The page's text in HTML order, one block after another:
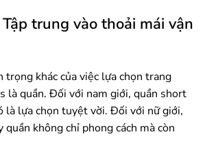
trung vào thoải mái vận
trọng khác của việc lựa chọn trang
là quần. Đối với nam giới, quần short
là lựa chọn tuyệt vời. Đối với nữ giới,
quần không chỉ phong cách mà còn